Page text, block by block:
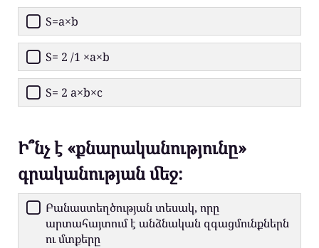
S=a×b
S= 2 /1 ×a×b
S= 2 a×b×c
Ի՞նչ է «քնարականությունը»
գրականության մեջ։
Բանաստեղծության տեսակ, որը
արտահայտում է անձնական զգացմունքներն
ու մտքերը